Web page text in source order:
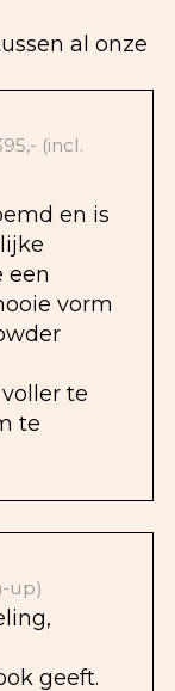
al onze
(incl.
en is
een
vorm
te
te
up)
geeft.